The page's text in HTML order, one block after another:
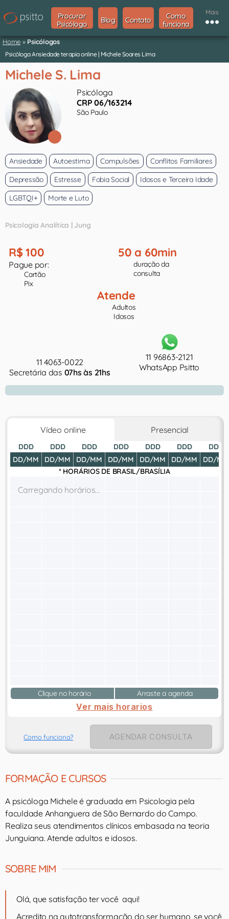
Procurar
Psicólogo
Blog Contato
Como
funciona
Mais
Home » Psicólogos
Psicóloga Ansiedade terapia online | Michele Soares Lima
Michele S. Lima
Psicóloga
CRP 06/163214
São Paulo
Ansiedade Autoestima Compulsões
Conflitos Familiares
Depressão
Estresse Fobia Social
Idosos e Terceira Idade
LGBTQI+
Morte e Luto
Psicologia Analítica | Jung
R$ 100
Pague por:
Cartão
Pix
50 a 60min
duração da
consulta
Atende
Adultos
Idosos
11 4063-0022
Secretária das 07hs às 21hs
11 96863-2121
WhatsApp Psitto
Vídeo online Presencial
DDD
DD/MM
DDD
DD/MM
DDD
DD/MM
DDD
DD/MM
DDD
DD/MM
DDD
DD/MM
DDD
DD/MM
* HORÁRIOS DE BRASIL/BRASÍLIA
Carregando horários...
Clique no horário Arraste a agenda
Ver mais horarios
Como funciona? AGENDAR CONSULTA
FORMAÇÃO E CURSOS
A psicóloga Michele é graduada em Psicologia pela
faculdade Anhanguera de São Bernardo do Campo.
Realiza seus atendimentos clínicos embasada na teoria
Junguiana. Atende adultos e idosos.
SOBRE MIM
Olá, que satisfação ter você aqui!
Acredito na autotransformação do ser humano, se você